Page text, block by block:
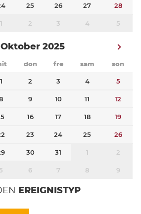
25 26 27 28
1 2 3 4 5
Oktober 2025
don fre sam son
1 2 3 4 5
9 10 11 12
16 17 18 19
23 24 25 26
30 31 1 2
5 6 7 8 9
EREIGNISTYP